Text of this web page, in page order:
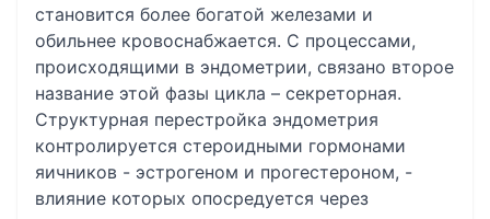
становится более богатой железами и
обильнее кровоснабжается. С процессами,
происходящими в эндометрии, связано второе
название этой фазы цикла – секреторная.
Структурная перестройка эндометрия
контролируется стероидными гормонами
яичников - эстрогеном и прогестероном, -
влияние которых опосредуется через